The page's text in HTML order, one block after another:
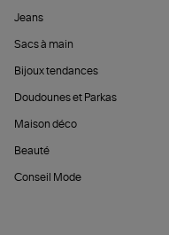
Jeans
Sacs à main
Bijoux tendances
Doudounes et Parkas
Maison déco
Beauté
Conseil Mode